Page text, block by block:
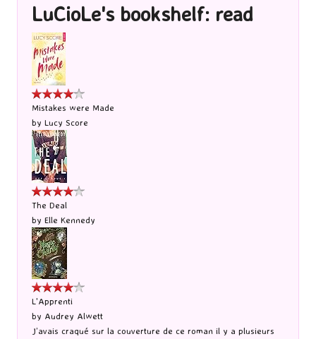
LuCioLe's bookshelf: read
Mistakes were Made
by Lucy Score
The Deal
by Elle Kennedy
L'Apprenti
by Audrey Alwett
J’avais craqué sur la couverture de ce roman il y a plusieurs